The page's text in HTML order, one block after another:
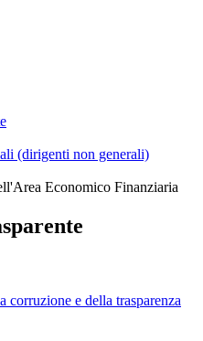
(dirigenti non generali)
Economico Finanziaria
corruzione e della trasparenza